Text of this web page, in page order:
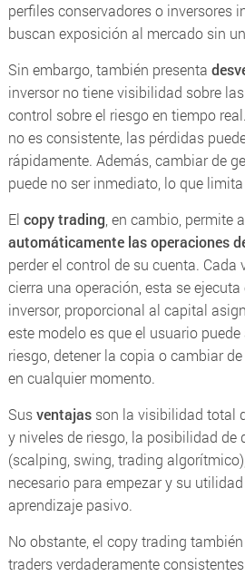
perfiles conservadores o inversores
buscan exposición al mercado sin
Sin embargo, también presenta
inversor no tiene visibilidad sobre
control sobre el riesgo en tiempo
no es consistente, las pérdidas
rápidamente. Además, cambiar de
puede no ser inmediato, lo que
El copy trading , en cambio, permite
automáticamente las operaciones
perder el control de su cuenta. Cada
cierra una operación, esta se
inversor, proporcional al capital
este modelo es que el usuario
riesgo, detener la copia o cambiar
en cualquier momento.
Susventajasson la visibilidad total
y niveles de riesgo, la posibilidad de
(scalping, swing, trading
necesario para empezar y su
aprendizaje pasivo.
No obstante, el copy trading
traders verdaderamente